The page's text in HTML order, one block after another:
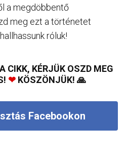
a megdöbbentő
meg ezt a történetet
róluk!
KÉRJÜK OSZD MEG
❤KÖSZÖNJÜK! 🙏
Facebookon